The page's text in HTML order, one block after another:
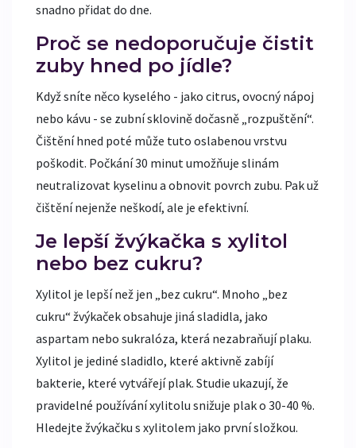
snadno přidat do dne.
Proč se nedoporučuje čistit
zuby hned po jídle?
Když sníte něco kyselého - jako citrus, ovocný nápoj
nebo kávu - se zubní sklovině dočasně „rozpuštění“.
Čištění hned poté může tuto oslabenou vrstvu
poškodit. Počkání 30 minut umožňuje slinám
neutralizovat kyselinu a obnovit povrch zubu. Pak už
čištění nejenže neškodí, ale je efektivní.
Je lepší žvýkačka s xylitol
nebo bez cukru?
Xylitol je lepší než jen „bez cukru“. Mnoho „bez
cukru“ žvýkaček obsahuje jiná sladidla, jako
aspartam nebo sukralóza, která nezabraňují plaku.
Xylitol je jediné sladidlo, které aktivně zabíjí
bakterie, které vytvářejí plak. Studie ukazují, že
pravidelné používání xylitolu snižuje plak o 30-40 %.
Hledejte žvýkačku s xylitolem jako první složkou.